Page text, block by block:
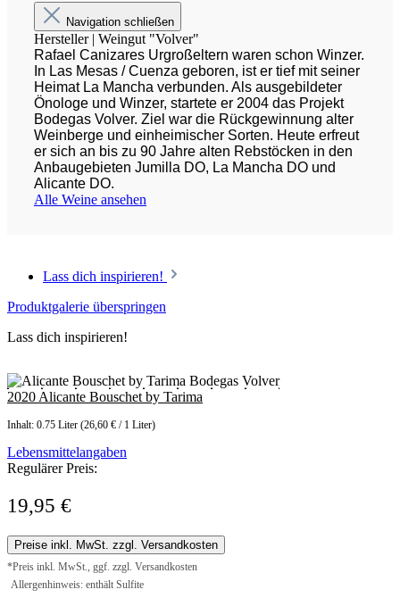
Navigation schließen
Hersteller | Weingut "Volver"
Rafael Canizares Urgroßeltern waren schon Winzer.
In Las Mesas / Cuenza geboren, ist er tief mit seiner
Heimat La Mancha verbunden. Als ausgebildeter
Önologe und Winzer, startete er 2004 das Projekt
Bodegas Volver. Ziel war die Rückgewinnung alter
Weinberge und einheimischer Sorten. Heute erfreut
er sich an bis zu 90 Jahre alten Rebstöcken in den
Anbaugebieten Jumilla DO, La Mancha DO und
Alicante DO.
Alle Weine ansehen
Lass dich inspirieren!
Produktgalerie überspringen
Lass dich inspirieren!
2020 Alicante Bouschet by Tarima
Inhalt: 0.75 Liter (26,60 € / 1 Liter)
Lebensmittelangaben
Regulärer Preis:
19,95 €
Preise inkl. MwSt. zzgl. Versandkosten
*Preis inkl. MwSt., ggf. zzgl. Versandkosten
Allergenhinweis: enthält Sulfite